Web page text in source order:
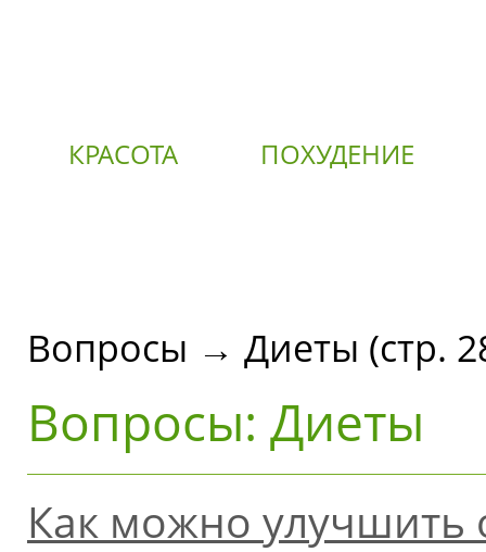
КРАСОТА ПОХУДЕНИЕ
Вопросы → Диеты (стр.
Вопросы: Диеты
Как можно улучшить